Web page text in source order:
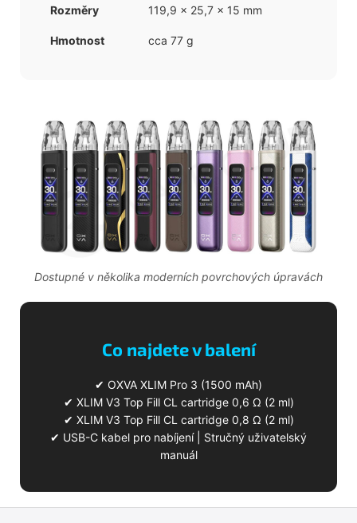
Rozměry
119,9 × 25,7 × 15 mm
Hmotnost cca 77 g
Dostupné v několika moderních povrchových úpravách
Co najdete v balení
✔ OXVA XLIM Pro 3 (1500 mAh)
✔ XLIM V3 Top Fill CL cartridge 0,6 Ω (2 ml)
✔ XLIM V3 Top Fill CL cartridge 0,8 Ω (2 ml)
✔ USB-C kabel pro nabíjení | Stručný uživatelský
manuál